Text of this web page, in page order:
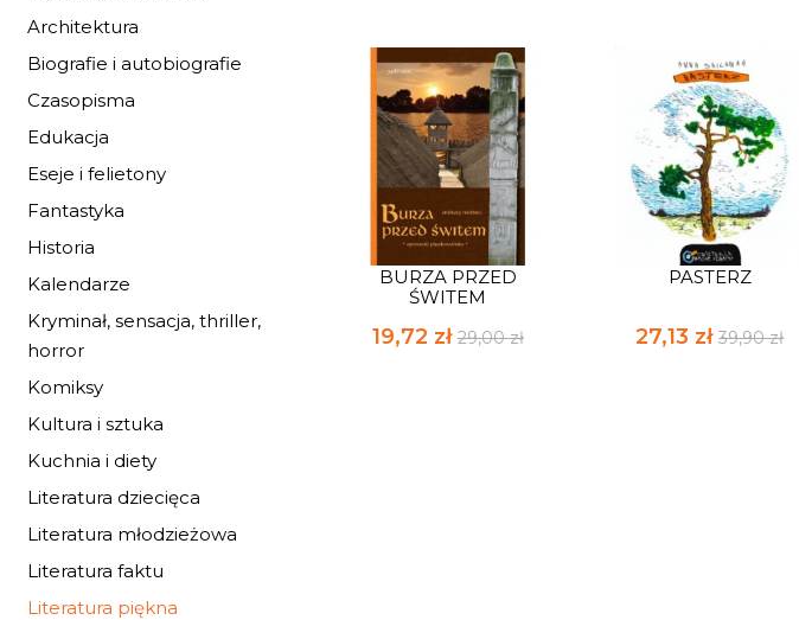
Architektura
Biografie i autobiografie
Czasopisma
Edukacja
Eseje i felietony
Fantastyka
Historia
Kalendarze
Kryminał, sensacja, thriller,
horror
Komiksy
Kultura i sztuka
Kuchnia i diety
Literatura dziecięca
Literatura młodzieżowa
Literatura faktu
Literatura piękna
BURZA PRZED
ŚWITEM
19,72 zł 29,00 zł
PASTERZ
27,13 zł39,90 zł